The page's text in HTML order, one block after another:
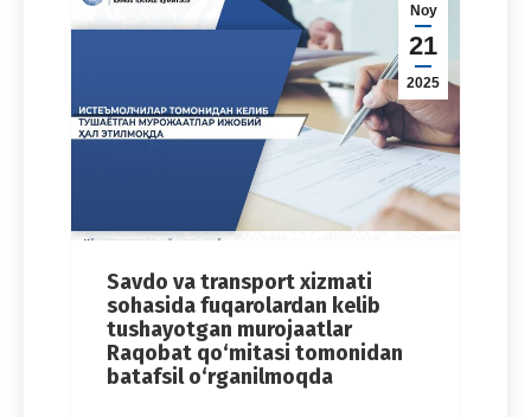
Noy
21
2025
Savdo va transport xizmati
sohasida fuqarolardan kelib
tushayotgan murojaatlar
Raqobat qo‘mitasi tomonidan
batafsil o‘rganilmoqda